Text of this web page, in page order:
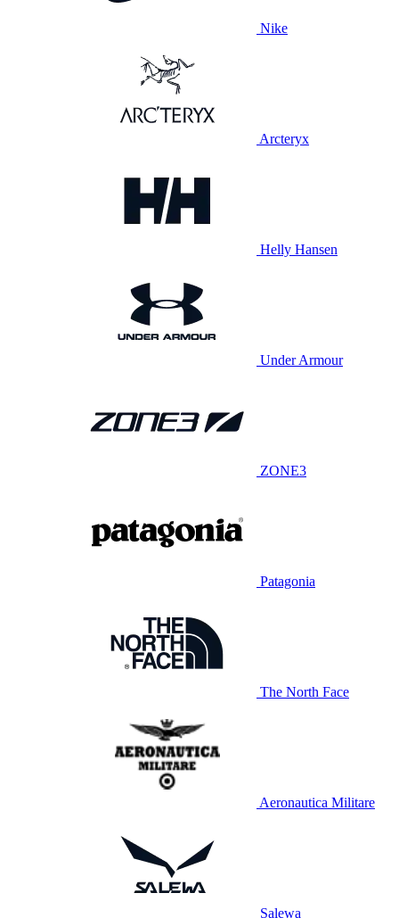
Nike
Arcteryx
Helly Hansen
Under Armour
ZONE3
Patagonia
The North Face
Aeronautica Militare
Salewa